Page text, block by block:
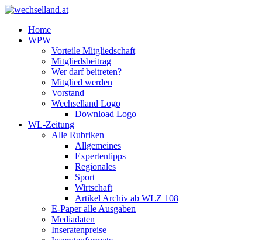
Home
WPW
Vorteile Mitgliedschaft
Mitgliedsbeitrag
Wer darf beitreten?
Mitglied werden
Vorstand
Wechselland Logo
Download Logo
WL-Zeitung
Alle Rubriken
Allgemeines
Expertentipps
Regionales
Sport
Wirtschaft
Artikel Archiv ab WLZ 108
E-Paper alle Ausgaben
Mediadaten
Inseratenpreise